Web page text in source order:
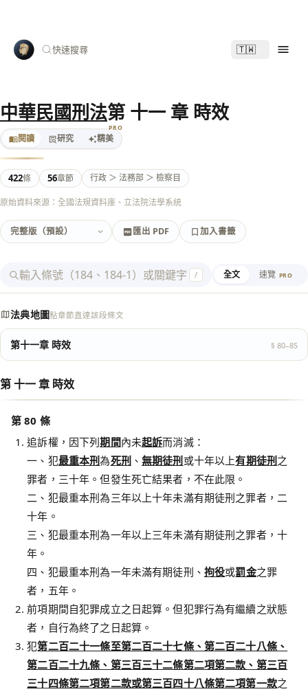
快速搜尋 🇹🇼
中華民國刑法第 十一 章 時效
閱讀 研究 精美
PRO
422條 56章節 行政 ＞ 法務部 ＞ 檢察目
原始資料來源：全國法規資料庫、立法院法學系統
匯出 PDF 加入書籤
匯出 PDF
加入書籤
/ 全文 速覽 PRO
法典地圖點章節直達該段條文
第十一章 時效 § 80–85
第 十一 章 時效
第 80 條
追訴權，因下列期間內未起訴而消滅：
一、犯最重本刑為死刑 、無期徒刑 或十年以上有期徒刑 之
罪者，三十年。但發生死亡結果者，不在此限。
二、犯最重本刑為三年以上十年未滿有期徒刑之罪者，二
十年。
三、犯最重本刑為一年以上三年未滿有期徒刑之罪者，十
年。
四、犯最重本刑為一年未滿有期徒刑、 拘役或罰金之罪
者，五年。
前項期間自犯罪成立之日起算。但犯罪行為有繼續之狀態
者，自行為終了之日起算。
犯第二百二十一條至第二百二十七條、第二百二十八條、
第二百二十九條、第三百三十二條第二項第二款、第三百
三十四條第二項第二款或第三百四十八條第二項第一款之